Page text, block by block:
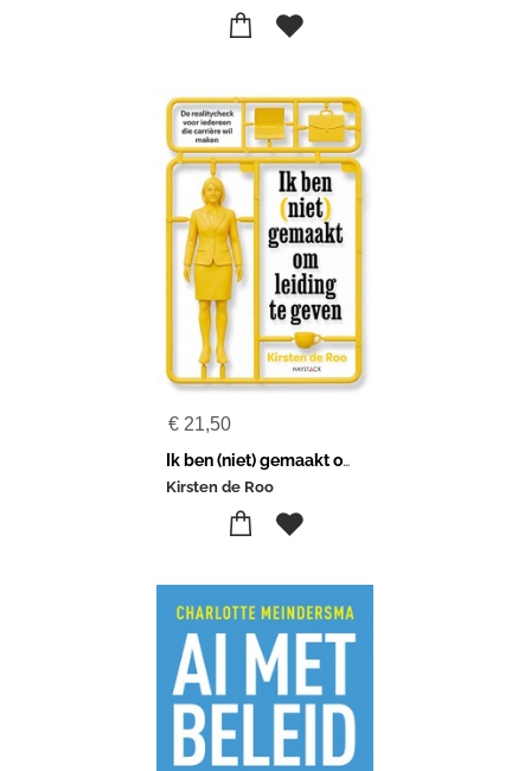
€ 21,50
Ik ben (niet) gemaakt om leiding te geven
Kirsten de Roo